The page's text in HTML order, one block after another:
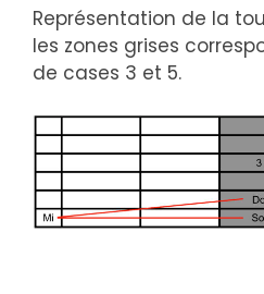
Représentation de la
les zones grises
de cases 3 et 5.